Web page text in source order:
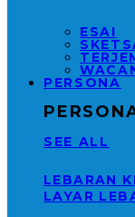
ESAI
PERSONA
SEE ALL
LEBARAN
LAYAR